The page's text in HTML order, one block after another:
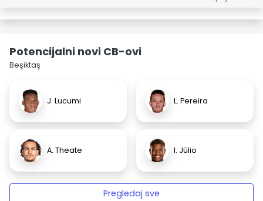
Potencijalni novi CB-ovi
Beşiktaş
J. Lucumi L. Pereira
A. Theate I. Júlio
Pregledaj sve